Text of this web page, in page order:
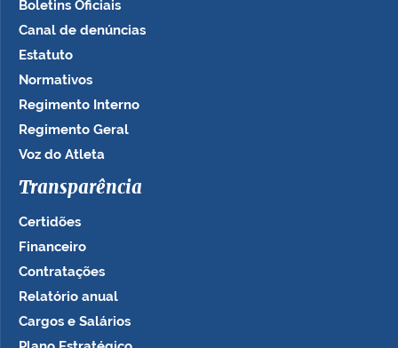
Boletins Oficiais
Canal de denúncias
Estatuto
Normativos
Regimento Interno
Regimento Geral
Voz do Atleta
Transparência
Certidões
Financeiro
Contratações
Relatório anual
Cargos e Salários